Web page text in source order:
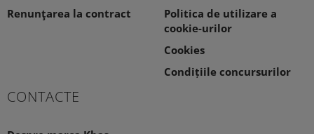
Renunţarea la contract
Politica de utilizare a
cookie-urilor
Cookies
Condițiile concursurilor
CONTACTE